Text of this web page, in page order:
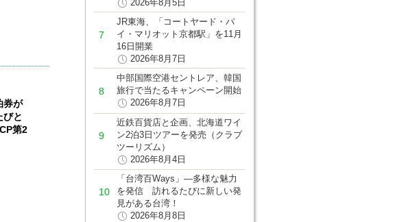
券が
びと
第2
2026年8月5日
JR東海、「コートヤード・バ
イ・マリオット京都駅」を11月
16日開業
2026年8月7日
中部国際空港セントレア、韓国
旅行で当たるキャンペーン開始
2026年8月7日
近鉄百貨店と企画、北海道ワイ
ン2泊3日ツアーを発売（クラブ
ツーリズム）
2026年8月4日
「台湾百Ways」―多様な魅力
を発信 訪れるたびに新しい発
見がある台湾！
2026年8月8日